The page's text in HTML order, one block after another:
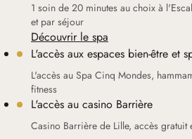
1 soin de 20 minutes au choix à
et par séjour
Découvrir le spa
L'accès aux espaces bien-être et
L'accès au Spa Cinq Mondes,
fitness
L'accès au casino Barrière
Casino Barrière de Lille, accès gratuit